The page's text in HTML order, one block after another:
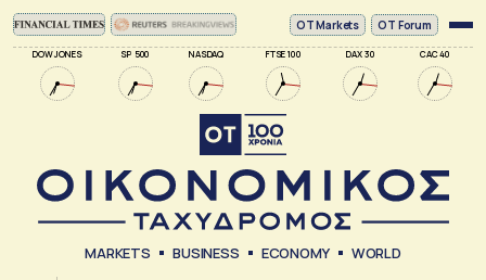
DOW JONES SP 500 NASDAQ FTSE 100 DAX 30 CAC 40
ΟΤ Markets OT Forum
MARKETS BUSINESS ECONOMY WORLD